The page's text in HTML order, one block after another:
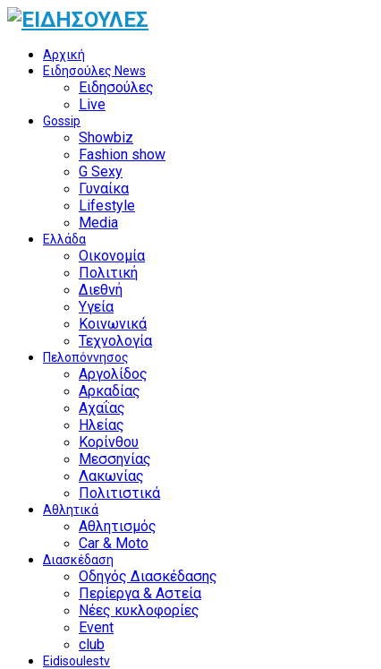
Αρχική
Ειδησούλες News
Ειδησούλες
Live
Gossip
Showbiz
Fashion show
G Sexy
Γυναίκα
Lifestyle
Media
Ελλάδα
Οικονομία
Πολιτική
Διεθνή
Υγεία
Κοινωνικά
Τεχνολογία
Πελοπόννησος
Αργολίδος
Αρκαδίας
Αχαΐας
Ηλείας
Κορίνθου
Μεσσηνίας
Λακωνίας
Πολιτιστικά
Αθλητικά
Αθλητισμός
Car & Moto
Διασκέδαση
Οδηγός Διασκέδασης
Περίεργα & Αστεία
Νέες κυκλοφορίες
Event
club
Eidisoulestv